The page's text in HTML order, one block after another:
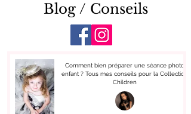
Blog / Conseils
Comment bien préparer une séance photo
enfant ? Tous mes conseils pour la Collection
Children